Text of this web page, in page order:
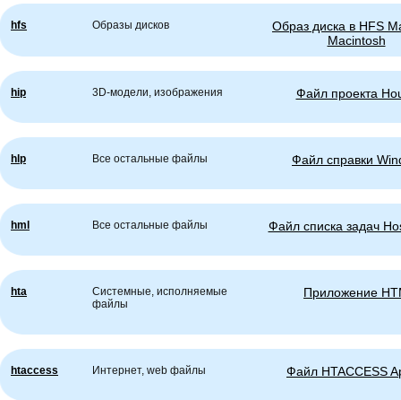
hfs Образы дисков
Образ диска в HFS
Macintosh
hip 3D-модели, изображения Файл проекта
hlp Все остальные файлы Файл справки
hml Все остальные файлы Файл списка задач
hta
Системные, исполняемые
файлы
Приложение
htaccess Интернет, web файлы Файл HTACCESS